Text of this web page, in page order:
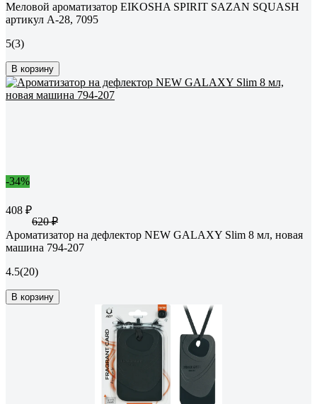
Меловой ароматизатор EIKOSHA SPIRIT SAZAN SQUASH
артикул A-28, 7095
5(3)
В корзину
-34%
408 ₽
620 ₽
Ароматизатор на дефлектор NEW GALAXY Slim 8 мл, новая
машина 794-207
4.5(20)
В корзину